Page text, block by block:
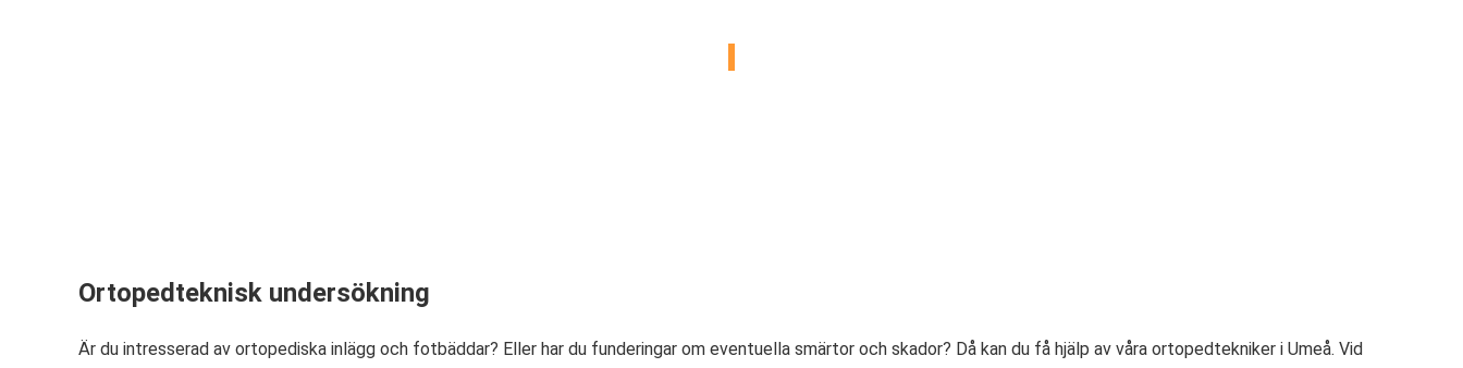
Ortopedteknisk undersökning
Är du intresserad av ortopediska inlägg och fotbäddar? Eller har du funderingar om eventuella smärtor och skador? Då kan du få hjälp av våra ortopedtekniker i Umeå. Vid